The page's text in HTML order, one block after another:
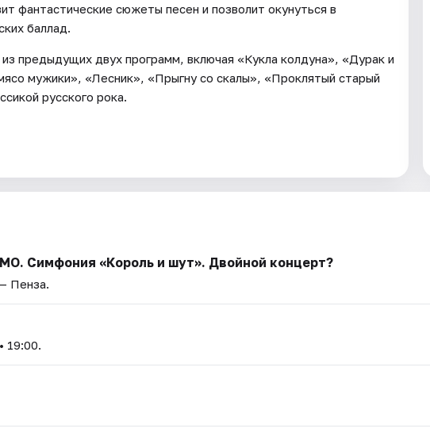
фантастические сюжеты песен и позволит окунуться в
баллад.
предыдущих двух программ, включая «Кукла колдуна», «Дурак и
мужики», «Лесник», «Прыгну со скалы», «Проклятый старый
русского рока.
Симфония «Король и шут». Двойной концерт?
Пенза.
19:00.